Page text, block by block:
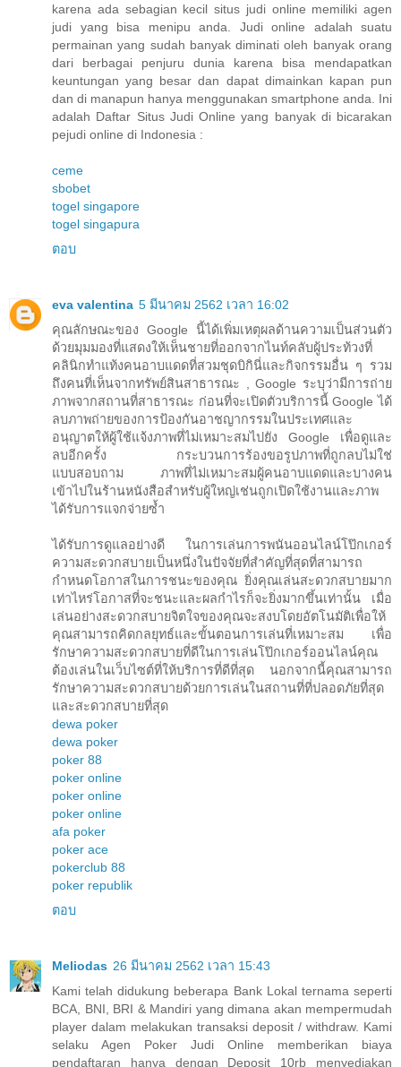
karena ada sebagian kecil situs judi online memiliki agen
judi yang bisa menipu anda. Judi online adalah suatu
permainan yang sudah banyak diminati oleh banyak orang
dari berbagai penjuru dunia karena bisa mendapatkan
keuntungan yang besar dan dapat dimainkan kapan pun
dan di manapun hanya menggunakan smartphone anda. Ini
adalah Daftar Situs Judi Online yang banyak di bicarakan
pejudi online di Indonesia :
ceme
sbobet
togel singapore
togel singapura
ตอบ
eva valentina 5 มีนาคม 2562 เวลา 16:02
คุณลักษณะของ Google นี้ได้เพิ่มเหตุผลด้านความเป็นส่วนตัว
ด้วยมุมมองที่แสดงให้เห็นชายที่ออกจากไนท์คลับผู้ประท้วงที่
คลินิกทำแท้งคนอาบแดดที่สวมชุดบิกินี่และกิจกรรมอื่น ๆ รวม
ถึงคนที่เห็นจากทรัพย์สินสาธารณะ , Google ระบุว่ามีการถ่าย
ภาพจากสถานที่สาธารณะ ก่อนที่จะเปิดตัวบริการนี้ Google ได้
ลบภาพถ่ายของการป้องกันอาชญากรรมในประเทศและ
อนุญาตให้ผู้ใช้แจ้งภาพที่ไม่เหมาะสมไปยัง Google เพื่อดูและ
ลบอีกครั้ง กระบวนการร้องขอรูปภาพที่ถูกลบไม่ใช่
แบบสอบถาม ภาพที่ไม่เหมาะสมผู้คนอาบแดดและบางคน
เข้าไปในร้านหนังสือสำหรับผู้ใหญ่เช่นถูกเปิดใช้งานและภาพ
ได้รับการแจกจ่ายซ้ำ
ได้รับการดูแลอย่างดี ในการเล่นการพนันออนไลน์โป๊กเกอร์
ความสะดวกสบายเป็นหนึ่งในปัจจัยที่สำคัญที่สุดที่สามารถ
กำหนดโอกาสในการชนะของคุณ ยิ่งคุณเล่นสะดวกสบายมาก
เท่าไหร่โอกาสที่จะชนะและผลกำไรก็จะยิ่งมากขึ้นเท่านั้น เมื่อ
เล่นอย่างสะดวกสบายจิตใจของคุณจะสงบโดยอัตโนมัติเพื่อให้
คุณสามารถคิดกลยุทธ์และขั้นตอนการเล่นที่เหมาะสม เพื่อ
รักษาความสะดวกสบายที่ดีในการเล่นโป๊กเกอร์ออนไลน์คุณ
ต้องเล่นในเว็บไซต์ที่ให้บริการที่ดีที่สุด นอกจากนี้คุณสามารถ
รักษาความสะดวกสบายด้วยการเล่นในสถานที่ที่ปลอดภัยที่สุด
และสะดวกสบายที่สุด
dewa poker
dewa poker
poker 88
poker online
poker online
poker online
afa poker
poker ace
pokerclub 88
poker republik
ตอบ
Meliodas 26 มีนาคม 2562 เวลา 15:43
Kami telah didukung beberapa Bank Lokal ternama seperti
BCA, BNI, BRI & Mandiri yang dimana akan mempermudah
player dalam melakukan transaksi deposit / withdraw. Kami
selaku Agen Poker Judi Online memberikan biaya
pendaftaran hanya dengan Deposit 10rb menyediakan